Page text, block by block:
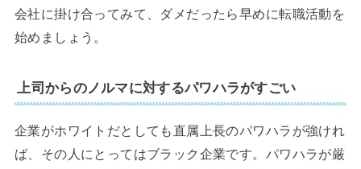
会社に掛け合ってみて、ダメだったら早めに転職活動を
始めましょう。
上司からのノルマに対するパワハラがすごい
企業がホワイトだとしても直属上長のパワハラが強けれ
ば、その人にとってはブラック企業です。パワハラが厳